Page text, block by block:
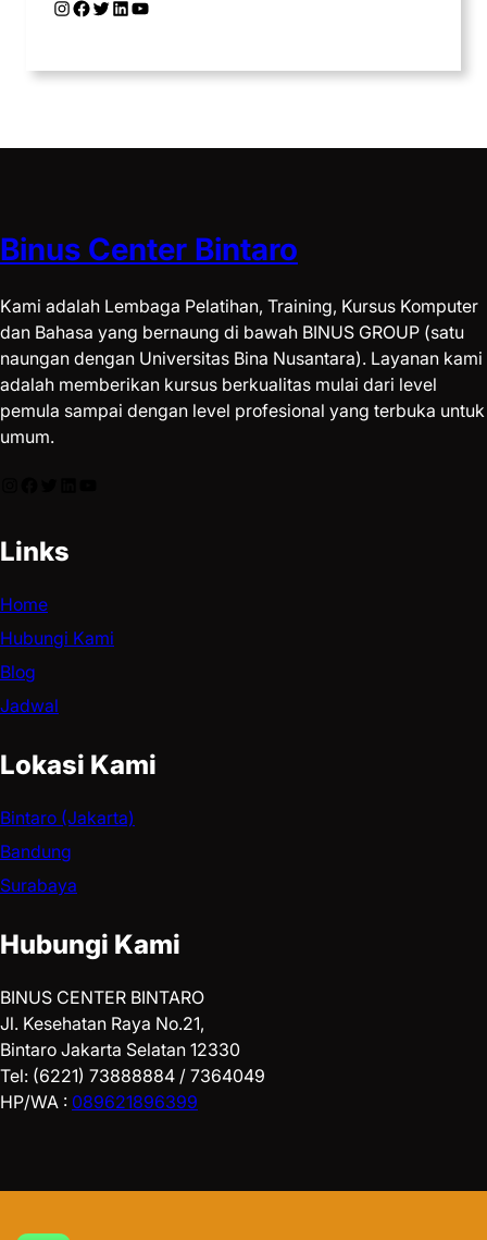
Binus Center Bintaro
Kami adalah Lembaga Pelatihan, Training, Kursus Komputer
dan Bahasa yang bernaung di bawah BINUS GROUP (satu
naungan dengan Universitas Bina Nusantara). Layanan kami
adalah memberikan kursus berkualitas mulai dari level
pemula sampai dengan level profesional yang terbuka untuk
umum.
Links
Home
Hubungi Kami
Blog
Jadwal
Lokasi Kami
Bintaro (Jakarta)
Bandung
Surabaya
Hubungi Kami
BINUS CENTER BINTARO
Jl. Kesehatan Raya No.21,
Bintaro Jakarta Selatan 12330
Tel: (6221) 73888884 / 7364049
HP/WA : 089621896399